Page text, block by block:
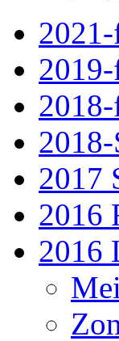
2018-
2017
2016
2016